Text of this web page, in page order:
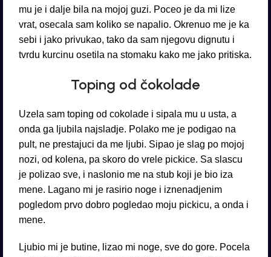
mu je i dalje bila na mojoj guzi. Poceo je da mi lize
vrat, osecala sam koliko se napalio. Okrenuo me je ka
sebi i jako privukao, tako da sam njegovu dignutu i
tvrdu kurcinu osetila na stomaku kako me jako pritiska.
Toping od čokolade
Uzela sam toping od cokolade i sipala mu u usta, a
onda ga ljubila najsladje. Polako me je podigao na
pult, ne prestajuci da me ljubi. Sipao je slag po mojoj
nozi, od kolena, pa skoro do vrele pickice. Sa slascu
je polizao sve, i naslonio me na stub koji je bio iza
mene. Lagano mi je rasirio noge i iznenadjenim
pogledom prvo dobro pogledao moju pickicu, a onda i
mene.
Ljubio mi je butine, lizao mi noge, sve do gore. Pocela